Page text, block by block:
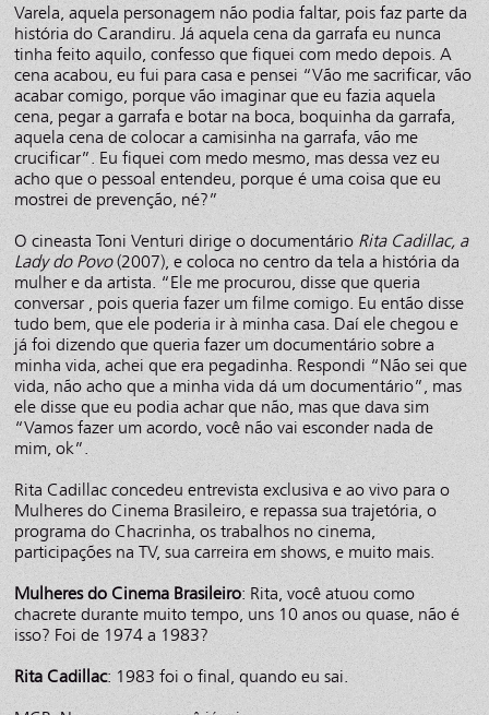
Varela, aquela personagem não podia faltar, pois faz parte da
história do Carandiru. Já aquela cena da garrafa eu nunca
tinha feito aquilo, confesso que fiquei com medo depois. A
cena acabou, eu fui para casa e pensei “Vão me sacrificar, vão
acabar comigo, porque vão imaginar que eu fazia aquela
cena, pegar a garrafa e botar na boca, boquinha da garrafa,
aquela cena de colocar a camisinha na garrafa, vão me
crucificar”. Eu fiquei com medo mesmo, mas dessa vez eu
acho que o pessoal entendeu, porque é uma coisa que eu
mostrei de prevenção, né?”
O cineasta Toni Venturi dirige o documentário Rita Cadillac, a
Lady do Povo(2007), e coloca no centro da tela a história da
mulher e da artista. “Ele me procurou, disse que queria
conversar , pois queria fazer um filme comigo. Eu então disse
tudo bem, que ele poderia ir à minha casa. Daí ele chegou e
já foi dizendo que queria fazer um documentário sobre a
minha vida, achei que era pegadinha. Respondi “Não sei que
vida, não acho que a minha vida dá um documentário”, mas
ele disse que eu podia achar que não, mas que dava sim
“Vamos fazer um acordo, você não vai esconder nada de
mim, ok”.
Rita Cadillac concedeu entrevista exclusiva e ao vivo para o
Mulheres do Cinema Brasileiro, e repassa sua trajetória, o
programa do Chacrinha, os trabalhos no cinema,
participações na TV, sua carreira em shows, e muito mais.
Mulheres do Cinema Brasileiro: Rita, você atuou como
chacrete durante muito tempo, uns 10 anos ou quase, não é
isso? Foi de 1974 a 1983?
Rita Cadillac: 1983 foi o final, quando eu sai.